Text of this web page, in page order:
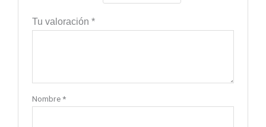
Tu valoración *
Nombre*